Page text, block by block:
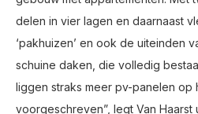
delen in vier lagen en daarnaast
‘pakhuizen’ en ook de uiteinden
schuine daken, die volledig
liggen straks meer pv-panelen op
voorgeschreven”, legt Van Haarst